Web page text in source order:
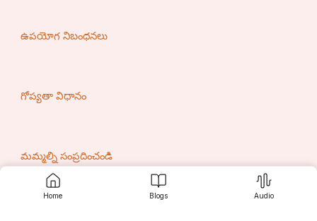
Home Blogs Audio
ఉపయోగ నిబంధనలు
గోప్యతా విధానం
మమ్మల్ని సంప్రదించండి